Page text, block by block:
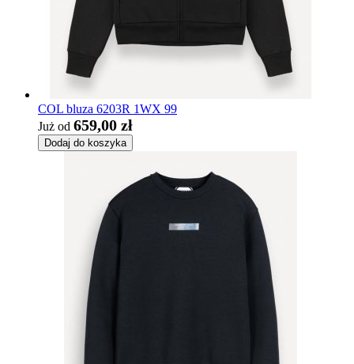
COL bluza 6203R 1WX 99
Już od 659,00 zł
Dodaj do koszyka